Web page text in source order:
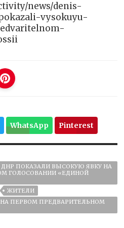
news/denis-
vysokuyu-
WhatsApp Pinterest
ПОКАЗАЛИ ВЫСОКУЮ ЯВКУ НА
ГОЛОСОВАНИИ «ЕДИНОЙ
ЖИТЕЛИ
ПЕРВОМ ПРЕДВАРИТЕЛЬНОМ